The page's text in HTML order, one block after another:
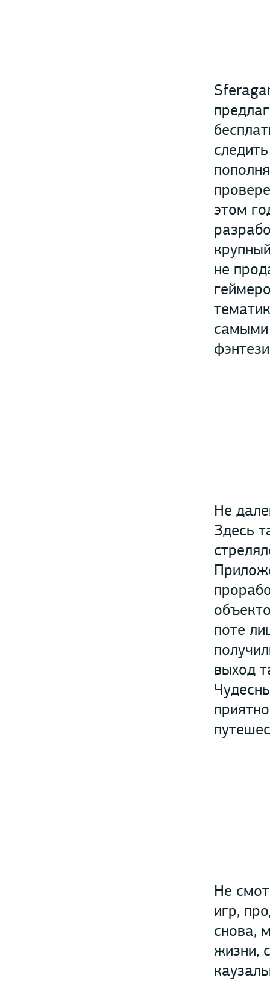
этом
не
самыми
Не
Здесь
поте
выход
Не
игр,
снова,
жизни,